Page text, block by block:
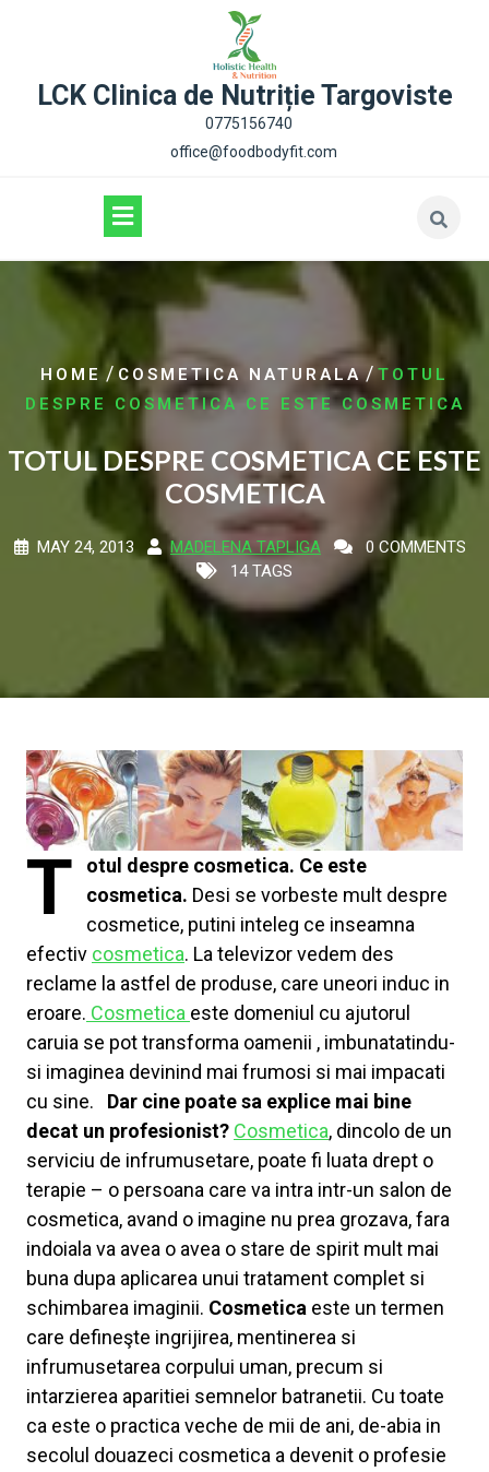
LCK Clinica de Nutriție Targoviste
0775156740
office@foodbodyfit.com
HOME/ COSMETICA NATURALA/ TOTUL
DESPRE COSMETICA CE ESTE COSMETICA
TOTUL DESPRE COSMETICA CE ESTE
COSMETICA
MAY 24, 2013 MADELENA TAPLIGA
0 COMMENTS
14 TAGS
T
otul despre cosmetica. Ce este
cosmetica. Desi se vorbeste mult despre
cosmetice, putini inteleg ce inseamna
efectiv cosmetica. La televizor vedem des
reclame la astfel de produse, care uneori induc in
eroare. Cosmetica este domeniul cu ajutorul
caruia se pot transforma oamenii , imbunatatindu-
si imaginea devinind mai frumosi si mai impacati
cu sine. Dar cine poate sa explice mai bine
decat un profesionist? Cosmetica, dincolo de un
serviciu de infrumusetare, poate fi luata drept o
terapie – o persoana care va intra intr-un salon de
cosmetica, avand o imagine nu prea grozava, fara
indoiala va avea o avea o stare de spirit mult mai
buna dupa aplicarea unui tratament complet si
schimbarea imaginii. Cosmetica este un termen
care defineşte ingrijirea, mentinerea si
infrumusetarea corpului uman, precum si
intarzierea aparitiei semnelor batranetii. Cu toate
ca este o practica veche de mii de ani, de-abia in
secolul douazeci cosmetica a devenit o profesie